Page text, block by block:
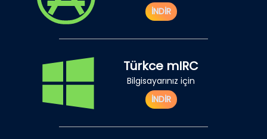
İNDİR
Türkce mIRC
Bilgisayarınız için
İNDİR